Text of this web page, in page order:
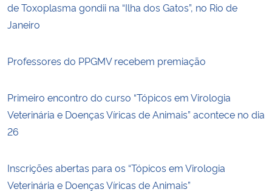
de Toxoplasma gondii na “Ilha dos Gatos”, no Rio de
Janeiro
Professores do PPGMV recebem premiação
Primeiro encontro do curso “Tópicos em Virologia
Veterinária e Doenças Víricas de Animais” acontece no dia
26
Inscrições abertas para os “Tópicos em Virologia
Veterinária e Doenças Víricas de Animais”